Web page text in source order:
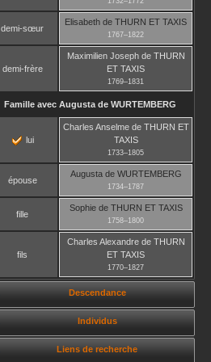
demi-sœur
Elisabeth de THURN ET TAXIS
1767–1822
demi-frère
Maximilien Josephde THURN
ET TAXIS
1769–1831
Famille avec Augustade WURTEMBERG
lui
Charles Anselmede THURN ET
TAXIS
1733–1805
épouse
Augustade WURTEMBERG
1734–1787
fille
Sophiede THURN ET TAXIS
1758–1800
fils
Charles Alexandrede THURN
ET TAXIS
1770–1827
Descendance
Individus
Liens de recherche